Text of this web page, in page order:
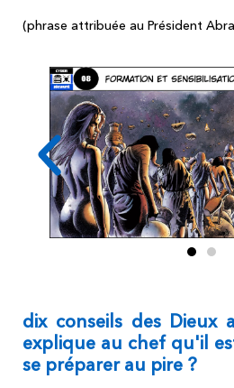
(phrase attribuée au Président
dix conseils des Dieux
explique au chef qu'il
se préparer au pire ?